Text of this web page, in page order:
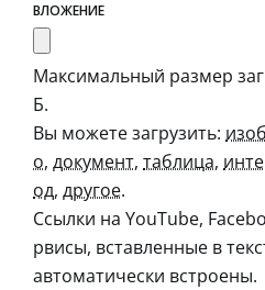
ВЛОЖЕНИЕ
Максимальный размер
Б.
Вы можете загрузить:
о, документ, таблица,
од, другое.
Ссылки на YouTube,
рвисы, вставленные в
автоматически встроены.